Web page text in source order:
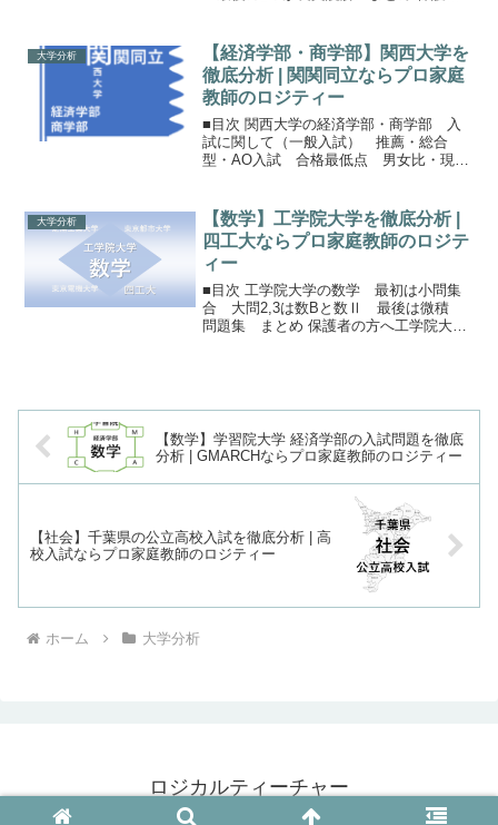
員が多く、試験としても取り組みやすい
です。次いで2...
大学分析
【経済学部・商学部】関西大学を
徹底分析 | 関関同立ならプロ家庭
教師のロジティー
■目次 関西大学の経済学部・商学部 入
試に関して（一般入試） 推薦・総合
型・AO入試 合格最低点 男女比・現役
系の学部として経済学部と商学部があり
ます。文系学部として...
大学分析
【数学】工学院大学を徹底分析 |
四工大ならプロ家庭教師のロジテ
ィー
■目次 工学院大学の数学 最初は小問集
合 大問2,3は数Bと数Ⅱ 最後は微積
問題集 まとめ 保護者の方へ工学院大学
【数学】学習院大学 経済学部の入試問題を徹底
分析 | GMARCHならプロ家庭教師のロジティー
【社会】千葉県の公立高校入試を徹底分析 | 高
校入試ならプロ家庭教師のロジティー
ホーム 大学分析
ロジカルティーチャー
© 2015 ロジカルティーチャー.